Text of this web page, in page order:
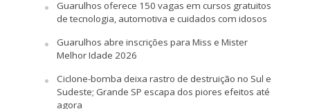
Guarulhos oferece 150 vagas em cursos gratuitos
de tecnologia, automotiva e cuidados com idosos
Guarulhos abre inscrições para Miss e Mister
Melhor Idade 2026
Ciclone-bomba deixa rastro de destruição no Sul e
Sudeste; Grande SP escapa dos piores efeitos até
agora